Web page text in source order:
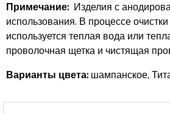
Примечание: Изделия с
использования. В процессе
используется теплая вода или
проволочная щетка и чистящая
Варианты цвета: шампанское,